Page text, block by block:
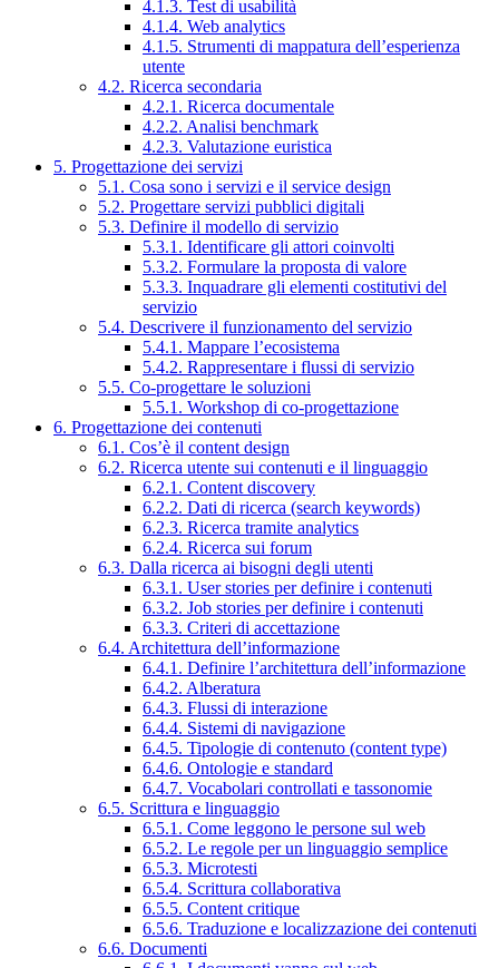
4.1.3. Test di usabilità
4.1.4. Web analytics
4.1.5. Strumenti di mappatura dell’esperienza
utente
4.2. Ricerca secondaria
4.2.1. Ricerca documentale
4.2.2. Analisi benchmark
4.2.3. Valutazione euristica
5. Progettazione dei servizi
5.1. Cosa sono i servizi e il service design
5.2. Progettare servizi pubblici digitali
5.3. Definire il modello di servizio
5.3.1. Identificare gli attori coinvolti
5.3.2. Formulare la proposta di valore
5.3.3. Inquadrare gli elementi costitutivi del
servizio
5.4. Descrivere il funzionamento del servizio
5.4.1. Mappare l’ecosistema
5.4.2. Rappresentare i flussi di servizio
5.5. Co-progettare le soluzioni
5.5.1. Workshop di co-progettazione
6. Progettazione dei contenuti
6.1. Cos’è il content design
6.2. Ricerca utente sui contenuti e il linguaggio
6.2.1. Content discovery
6.2.2. Dati di ricerca (search keywords)
6.2.3. Ricerca tramite analytics
6.2.4. Ricerca sui forum
6.3. Dalla ricerca ai bisogni degli utenti
6.3.1. User stories per definire i contenuti
6.3.2. Job stories per definire i contenuti
6.3.3. Criteri di accettazione
6.4. Architettura dell’informazione
6.4.1. Definire l’architettura dell’informazione
6.4.2. Alberatura
6.4.3. Flussi di interazione
6.4.4. Sistemi di navigazione
6.4.5. Tipologie di contenuto (content type)
6.4.6. Ontologie e standard
6.4.7. Vocabolari controllati e tassonomie
6.5. Scrittura e linguaggio
6.5.1. Come leggono le persone sul web
6.5.2. Le regole per un linguaggio semplice
6.5.3. Microtesti
6.5.4. Scrittura collaborativa
6.5.5. Content critique
6.5.6. Traduzione e localizzazione dei contenuti
6.6. Documenti